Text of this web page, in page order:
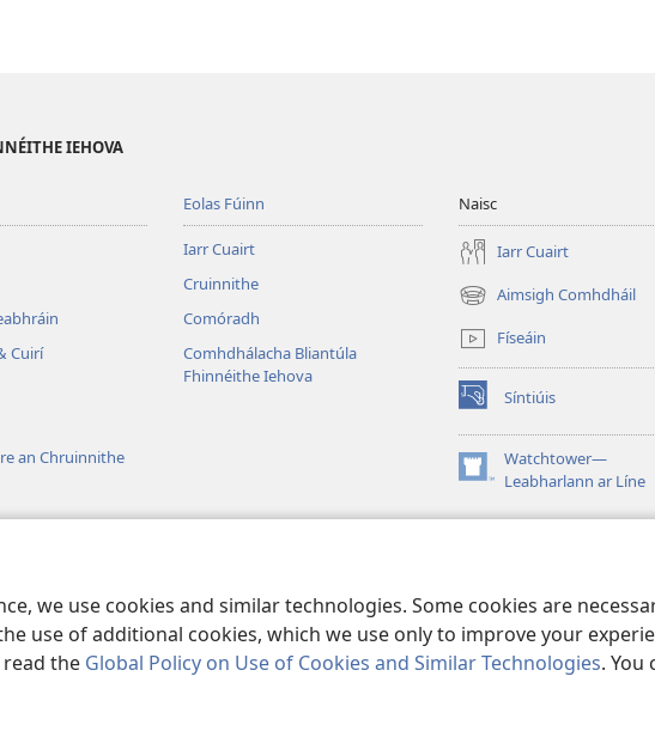
we use cookies and similar technologies. Some cookies are
use of additional cookies, which we use only to improve your
the Global Policy on Use of Cookies and Similar Technologies. You
IEHOVA
Cuirí
an Chruinnithe
Eolas Fúinn
Iarr Cuairt
Cruinnithe
Comóradh
Comhdhálacha Bliantúla
Fhinnéithe Iehova
Naisc
Iarr Cuairt
Aimsigh Comhdháil
(opens
new
window)
Físeáin
Síntiúis
(opens
new
window)Watchtower—
Leabharlann ar Líne
(opens
window)